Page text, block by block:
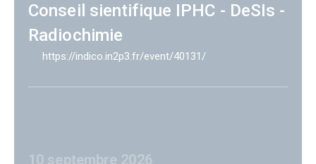
Conseil sientifique IPHC - DeSIs -
Radiochimie
https://indico.in2p3.fr/event/40131/
10 septembre 2026